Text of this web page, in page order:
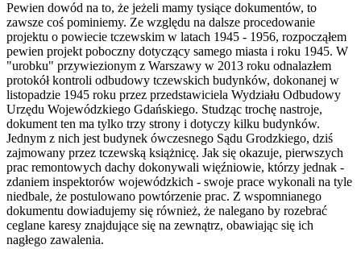
Pewien dowód na to, że jeżeli mamy tysiące dokumentów, to
zawsze coś pominiemy. Ze względu na dalsze procedowanie
projektu o powiecie tczewskim w latach 1945 - 1956, rozpocząłem
pewien projekt poboczny dotyczący samego miasta i roku 1945. W
"urobku" przywiezionym z Warszawy w 2013 roku odnalazłem
protokół kontroli odbudowy tczewskich budynków, dokonanej w
listopadzie 1945 roku przez przedstawiciela Wydziału Odbudowy
Urzędu Wojewódzkiego Gdańskiego. Studząc trochę nastroje,
dokument ten ma tylko trzy strony i dotyczy kilku budynków.
Jednym z nich jest budynek ówczesnego Sądu Grodzkiego, dziś
zajmowany przez tczewską książnicę. Jak się okazuje, pierwszych
prac remontowych dachy dokonywali więźniowie, którzy jednak -
zdaniem inspektorów wojewódzkich - swoje prace wykonali na tyle
niedbale, że postulowano powtórzenie prac. Z wspomnianego
dokumentu dowiadujemy się również, że nalegano by rozebrać
ceglane karesy znajdujące się na zewnątrz, obawiając się ich
nagłego zawalenia.